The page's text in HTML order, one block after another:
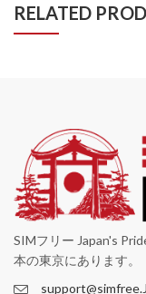
RELATED
SIMフリー Japan's
本の東京にあります。